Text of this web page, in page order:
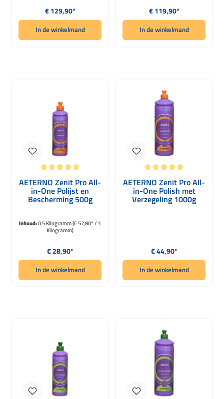
Normale prijs:
€ 129,90*
In de winkelmand
Normale prijs:
€ 119,90*
In de winkelmand
AETERNO Zenit Pro All-
in-One Polijst en
Bescherming 500g
Inhoud:0.5 Kilogramm(€ 57,80* / 1
Kilogramm)
Normale prijs:
€ 28,90*
In de winkelmand
AETERNO Zenit Pro All-
in-One Polish met
Verzegeling 1000g
Normale prijs:
€ 44,90*
In de winkelmand